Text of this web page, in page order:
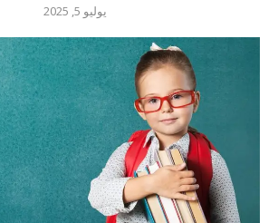
يوليو 5, 2025